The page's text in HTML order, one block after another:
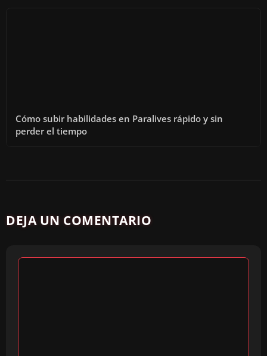
Cómo subir habilidades en Paralives rápido y sin
perder el tiempo
DEJA UN COMENTARIO